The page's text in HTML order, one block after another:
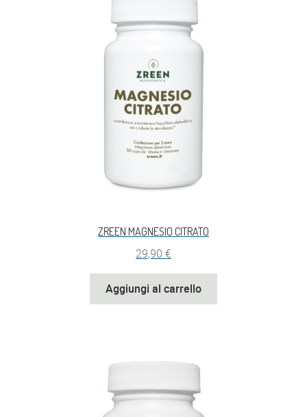
ZREEN MAGNESIO CITRATO
29,90 €
Aggiungi al carrello